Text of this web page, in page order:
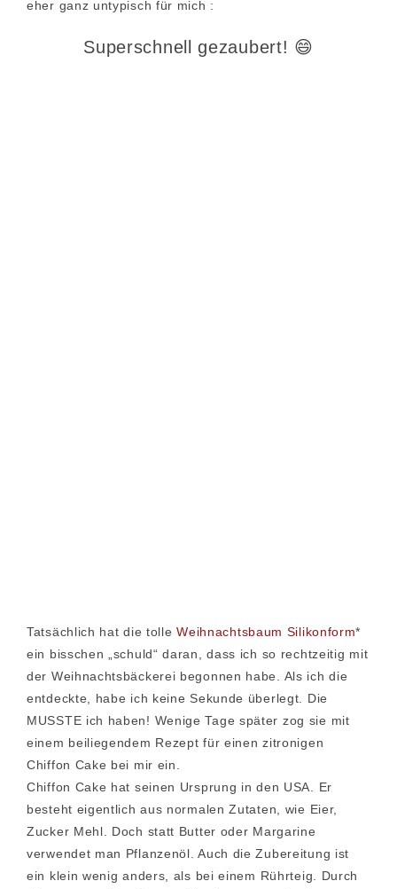
eher ganz untypisch für mich :
Superschnell gezaubert! 😄
Tatsächlich hat die tolleWeihnachtsbaum Silikonform*
ein bisschen „schuld“ daran, dass ich so rechtzeitig mit
der Weihnachtsbäckerei begonnen habe. Als ich die
entdeckte, habe ich keine Sekunde überlegt. Die
MUSSTE ich haben! Wenige Tage später zog sie mit
einem beiliegendem Rezept für einen zitronigen
Chiffon Cake bei mir ein.
Chiffon Cake hat seinen Ursprung in den USA. Er
besteht eigentlich aus normalen Zutaten, wie Eier,
Zucker Mehl. Doch statt Butter oder Margarine
verwendet man Pflanzenöl. Auch die Zubereitung ist
ein klein wenig anders, als bei einem Rührteig. Durch